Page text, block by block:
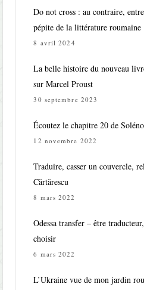
Do not cross : au contraire,
pépite de la littérature roumaine
8 avril 2024
La belle histoire du nouveau
sur Marcel Proust
30 septembre 2023
Écoutez le chapitre 20 de
12 novembre 2022
Traduire, casser un couvercle,
Cărtărescu
8 mars 2022
Odessa transfer – être
choisir
6 mars 2022
L’Ukraine vue de mon jardin